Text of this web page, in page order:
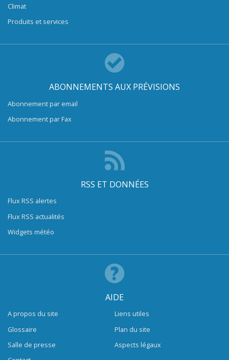
Climat
Produits et services
ABONNEMENTS AUX PRÉVISIONS
Abonnement par email
Abonnement par Fax
RSS ET DONNÉES
Flux RSS alertes
Flux RSS actualités
Widgets météo
AIDE
A propos du site
Glossaire
Salle de presse
Liens utiles
Plan du site
Aspects légaux